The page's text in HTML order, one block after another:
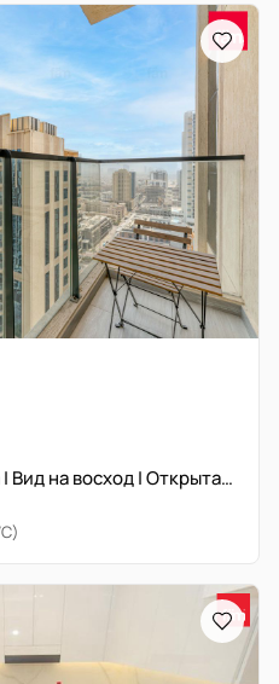
Полностью меблирована | Вид на восход | Открытая кухня